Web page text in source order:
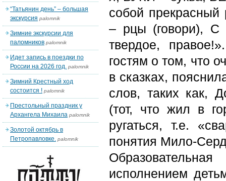
собой
– рцы (говори), С
твердое,
гостям о том, что
в сказках,
слов, таких как,
(тот, что жил в
ругаться, т.е.
понятия Мило-
исполнением
“Татьянин день” – большая
экскурсия palomnik
Зимние экскурсии для
паломников palomnik
Идет запись в поездки по
России на 2026 год. palomnik
Зимний Крестный ход
состоится ! palomnik
Престольный праздник у
Архангела Михаила palomnik
Золотой октябрь в
Петропавловке. palomnik